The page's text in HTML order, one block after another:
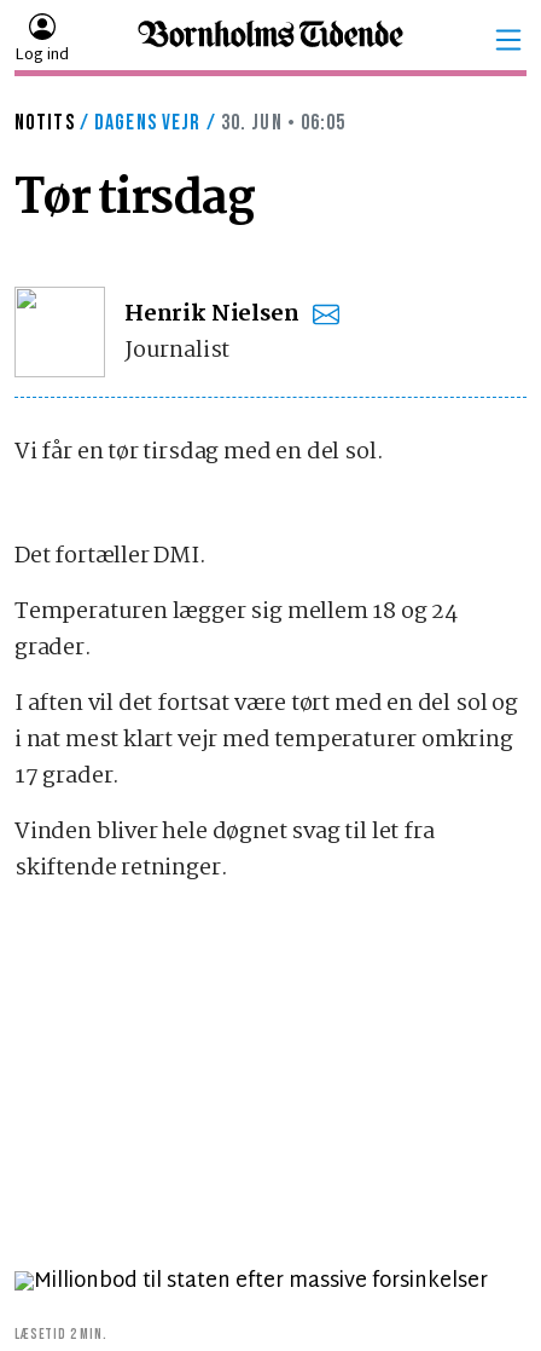
Log ind
NOTITS / DAGENS VEJR / 30. JUN • 06:05
Tør tirsdag
Henrik Nielsen
Journalist
Vi får en tør tirsdag med en del sol.
Det fortæller DMI.
Temperaturen lægger sig mellem 18 og 24
grader.
I aften vil det fortsat være tørt med en del sol og
i nat mest klart vejr med temperaturer omkring
17 grader.
Vinden bliver hele døgnet svag til let fra
skiftende retninger.
LÆSETID 2 MIN.